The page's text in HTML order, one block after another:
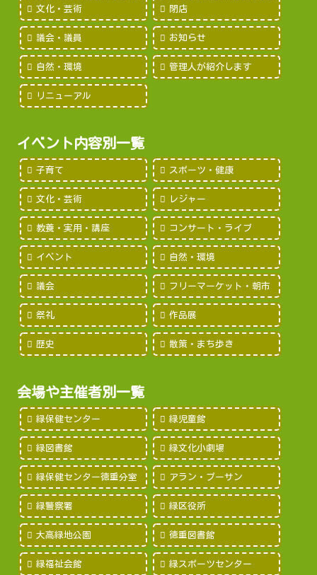
文化・芸術 閉店
議会・議員 お知らせ
自然・環境 管理人が紹介します
リニューアル
イベント内容別一覧
子育て スポーツ・健康
文化・芸術 レジャー
教養・実用・講座 コンサート・ライブ
イベント 自然・環境
議会 フリーマーケット・朝市
祭礼 作品展
歴史 散策・まち歩き
会場や主催者別一覧
緑保健センター 緑児童館
緑図書館 緑文化小劇場
緑保健センター徳重分室 アラン・プーサン
緑警察署 緑区役所
大高緑地公園 徳重図書館
緑福祉会館 緑スポーツセンター